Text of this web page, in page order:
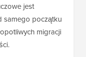
jest
samego początku
migracji